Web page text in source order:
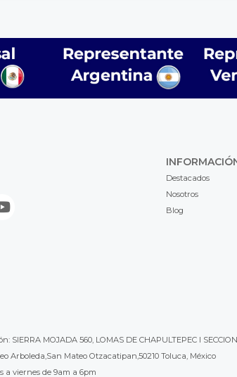
Destacados
Nosotros
Blog
MOJADA 560, LOMAS DE CHAPULTEPEC I
Arboleda,San Mateo Otzacatipan,50210 Toluca, México
a viernes de 9am a 6pm